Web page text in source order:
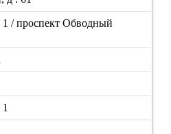
1 / проспект Обводный